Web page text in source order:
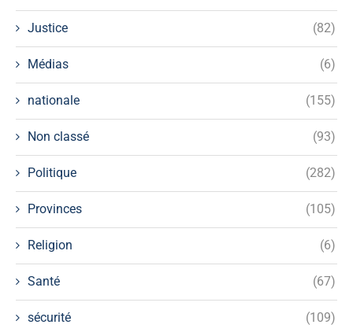
Justice (82)
Médias (6)
nationale (155)
Non classé (93)
Politique (282)
Provinces (105)
Religion (6)
Santé (67)
sécurité (109)